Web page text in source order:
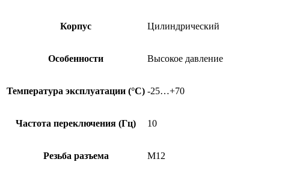
Корпус Цилиндрический
Особенности Высокое давление
Температура эксплуатации (°C) -25…+70
Частота переключения (Гц) 10
Резьба разъема M12